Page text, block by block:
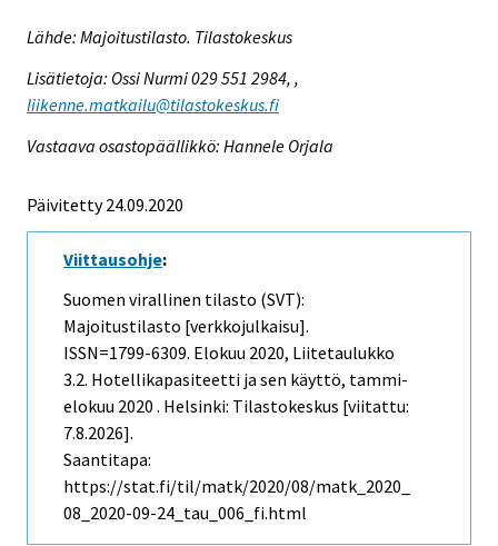
Lähde: Majoitustilasto. Tilastokeskus
Lisätietoja: Ossi Nurmi 029 551 2984, ,
liikenne.matkailu@tilastokeskus.fi
Vastaava osastopäällikkö: Hannele Orjala
Päivitetty 24.09.2020
Viittausohje:
Suomen virallinen tilasto (SVT):
Majoitustilasto [verkkojulkaisu].
ISSN=1799-6309. Elokuu 2020, Liitetaulukko
3.2. Hotellikapasiteetti ja sen käyttö, tammi-
elokuu 2020 . Helsinki: Tilastokeskus [viitattu:
7.8.2026].
Saantitapa:
https://stat.fi/til/matk/2020/08/matk_2020_
08_2020-09-24_tau_006_fi.html